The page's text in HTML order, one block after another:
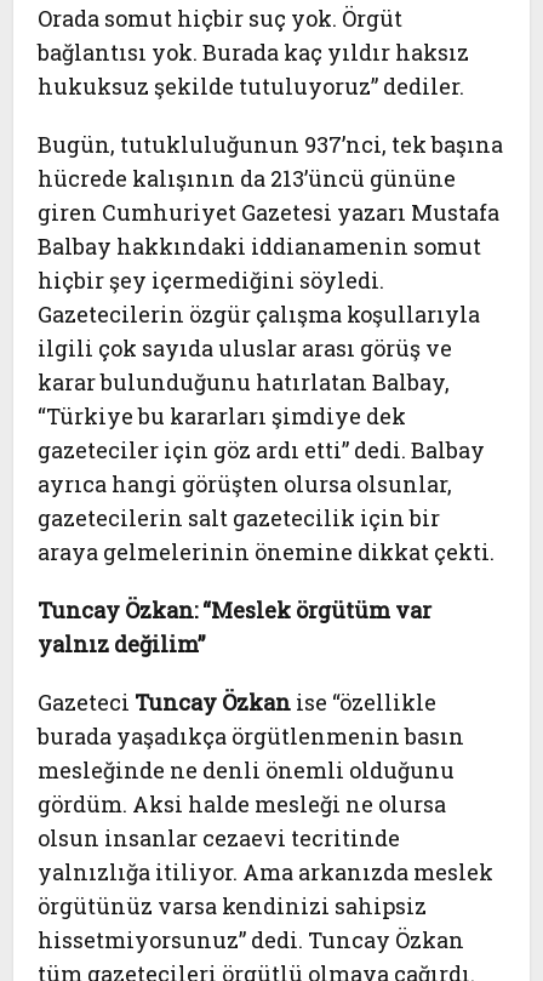
Orada somut hiçbir suç yok. Örgüt
bağlantısı yok. Burada kaç yıldır haksız
hukuksuz şekilde tutuluyoruz” dediler.
Bugün, tutukluluğunun 937’nci, tek başına
hücrede kalışının da 213’üncü gününe
giren Cumhuriyet Gazetesi yazarı Mustafa
Balbay hakkındaki iddianamenin somut
hiçbir şey içermediğini söyledi.
Gazetecilerin özgür çalışma koşullarıyla
ilgili çok sayıda uluslar arası görüş ve
karar bulunduğunu hatırlatan Balbay,
“Türkiye bu kararları şimdiye dek
gazeteciler için göz ardı etti” dedi. Balbay
ayrıca hangi görüşten olursa olsunlar,
gazetecilerin salt gazetecilik için bir
araya gelmelerinin önemine dikkat çekti.
Tuncay Özkan: “Meslek örgütüm var
yalnız değilim”
Gazeteci Tuncay Özkan ise “özellikle
burada yaşadıkça örgütlenmenin basın
mesleğinde ne denli önemli olduğunu
gördüm. Aksi halde mesleği ne olursa
olsun insanlar cezaevi tecritinde
yalnızlığa itiliyor. Ama arkanızda meslek
örgütünüz varsa kendinizi sahipsiz
hissetmiyorsunuz” dedi. Tuncay Özkan
tüm gazetecileri örgütlü olmaya çağırdı.